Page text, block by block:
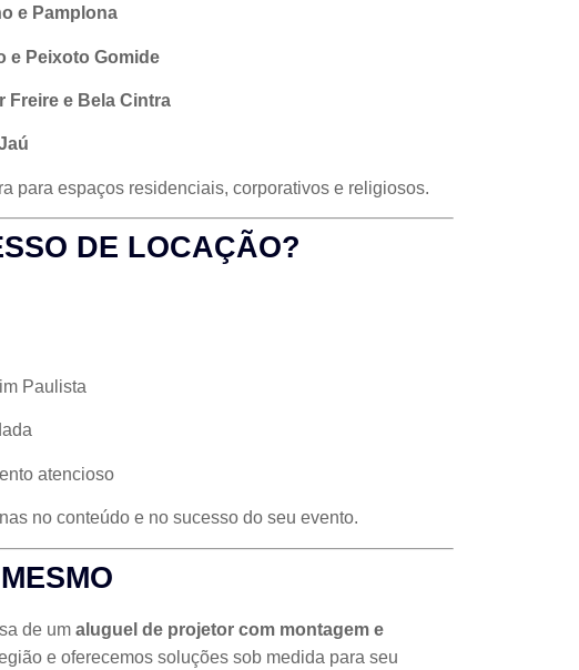
e Pamplona
e Peixoto Gomide
Freire e Bela Cintra
para espaços residenciais, corporativos e religiosos.
DE LOCAÇÃO?
Paulista
atencioso
no conteúdo e no sucesso do seu evento.
de um aluguel de projetor com montagem e
e oferecemos soluções sob medida para seu